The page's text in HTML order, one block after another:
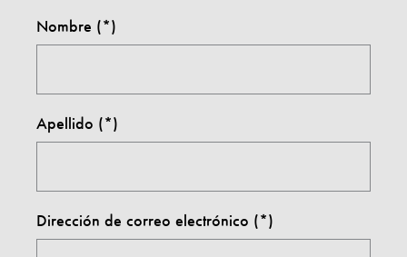
Nombre
Apellido
Dirección de correo electrónico